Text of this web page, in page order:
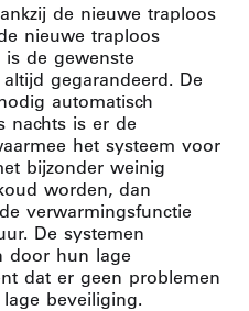
de nieuwe traploos
nieuwe traploos
de gewenste
gegarandeerd. De
automatisch
nachts is er de
het systeem voor
bijzonder weinig
worden, dan
verwarmingsfunctie
De systemen
door hun lage
dat er geen problemen
beveiliging.